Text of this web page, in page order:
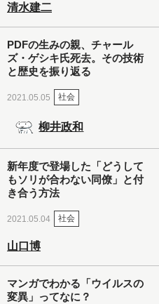
清水建二
PDFの生みの親、チャール
ズ・ゲシキ氏死去。その技術
と歴史を振り返る
2021.05.05 社会
柳井政和
新年度で登場した「どうして
もソリが合わない同僚」と付
き合う方法
2021.05.04 社会
山口博
マンガでわかる「ウイルスの
変異」ってなに？